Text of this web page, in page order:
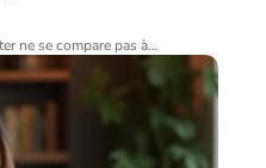
ne se compare pas à…